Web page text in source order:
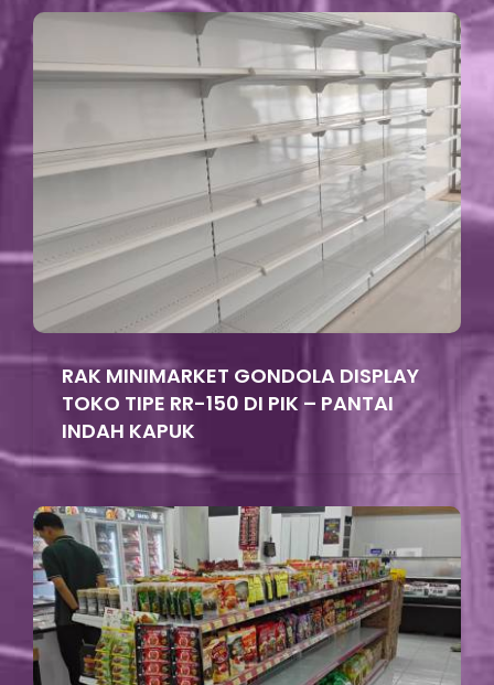
RAK MINIMARKET GONDOLA DISPLAY
TOKO TIPE RR-150 DI PIK – PANTAI
INDAH KAPUK